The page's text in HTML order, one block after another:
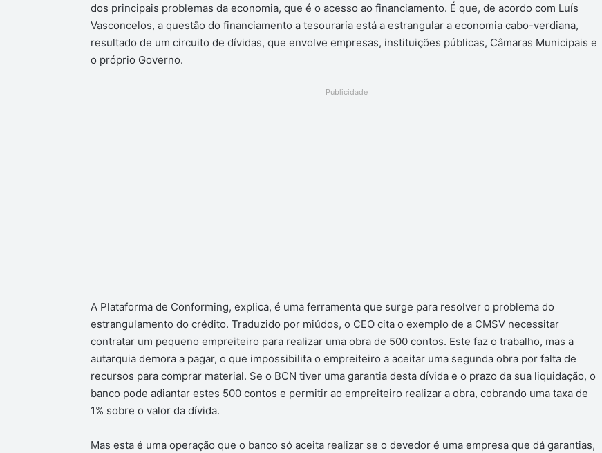
dos principais problemas da economia, que é o acesso ao financiamento. É que, de acordo com Luís
Vasconcelos, a questão do financiamento a tesouraria está a estrangular a economia cabo-verdiana,
resultado de um circuito de dívidas, que envolve empresas, instituições públicas, Câmaras Municipais e
o próprio Governo.
Publicidade
A Plataforma de Conforming, explica, é uma ferramenta que surge para resolver o problema do
estrangulamento do crédito. Traduzido por miúdos, o CEO cita o exemplo de a CMSV necessitar
contratar um pequeno empreiteiro para realizar uma obra de 500 contos. Este faz o trabalho, mas a
autarquia demora a pagar, o que impossibilita o empreiteiro a aceitar uma segunda obra por falta de
recursos para comprar material. Se o BCN tiver uma garantia desta dívida e o prazo da sua liquidação, o
banco pode adiantar estes 500 contos e permitir ao empreiteiro realizar a obra, cobrando uma taxa de
1% sobre o valor da dívida.
Mas esta é uma operação que o banco só aceita realizar se o devedor é uma empresa que dá garantias,